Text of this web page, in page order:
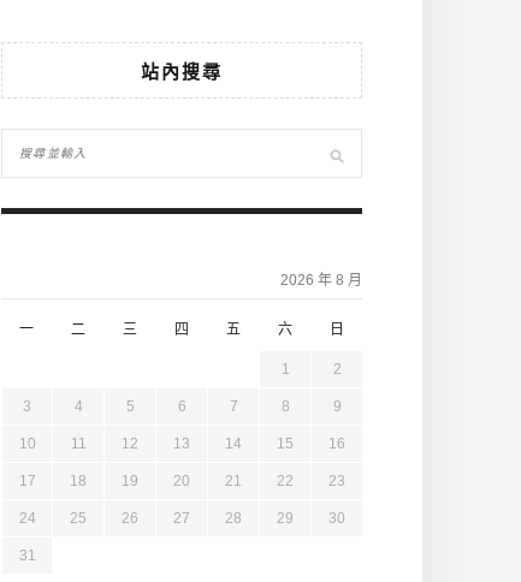
站內搜尋
2026 年 8 月
一 二 三 四 五 六 日
1 2
3 4 5 6 7 8 9
10 11 12 13 14 15 16
17 18 19 20 21 22 23
24 25 26 27 28 29 30
31